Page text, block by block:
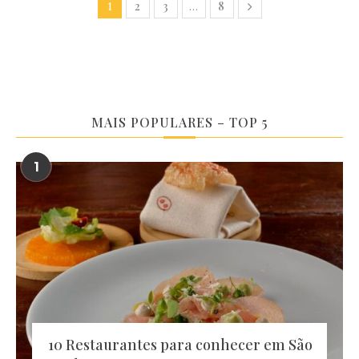
1 2 3 … 8
MAIS POPULARES – TOP 5
1
10 Restaurantes para conhecer em São